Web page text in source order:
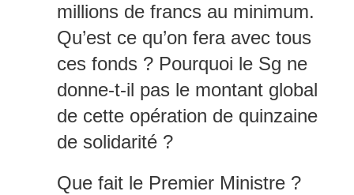
millions de francs au minimum.
Qu’est ce qu’on fera avec tous
ces fonds ? Pourquoi le Sg ne
donne-t-il pas le montant global
de cette opération de quinzaine
de solidarité ?
Que fait le Premier Ministre ?